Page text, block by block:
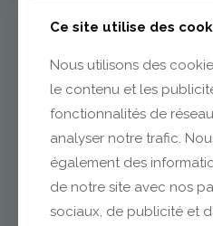
Ce site utilise des
Nous utilisons des
le contenu et les
fonctionnalités de
analyser notre trafic.
également des
de notre site avec nos
sociaux, de publicité et